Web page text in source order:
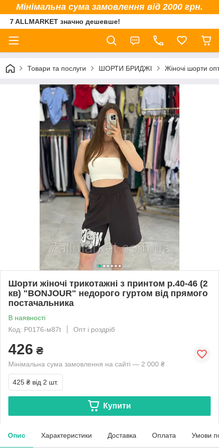
Мінімальна сума замовлення від 2000 грн.
7 ALLMARKET значно дешевше!
Товари та послуги ШОРТИ БРИДЖІ Жіночі шорти
Шорти жіночі трикотажні з принтом р.40-46 (2
кв) "BONJOUR" недорого гуртом від прямого
постачальника
В наявності
Код: P0176-м87t
Опт і роздріб
426 ₴
Мінімальна сума замовлення на сайті — 2 000 ₴
425 ₴ від 2 шт.
Купити
Опис Характеристики Доставка Оплата Умови